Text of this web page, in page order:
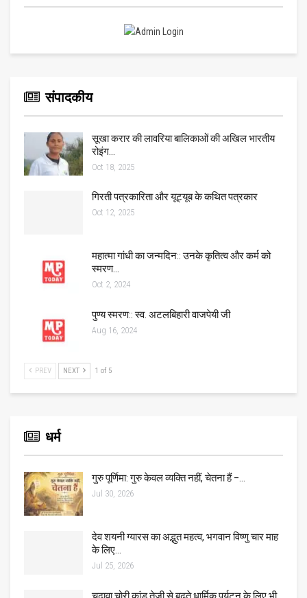
संपादकीय
सूखा करार की लावरिया बालिकाओं की अखिल भारतीय
रोइंग…
Oct 18, 2025
गिरती पत्रकारिता और यूट्यूब के कथित पत्रकार
Oct 12, 2025
महात्मा गांधी का जन्मदिन:: उनके कृतित्व और कर्म को
स्मरण…
Oct 2, 2024
पुण्य स्मरण:: स्व. अटलबिहारी वाजपेयी जी
Aug 16, 2024
PREV NEXT 1 of 5
धर्म
गुरु पूर्णिमा: गुरु केवल व्यक्ति नहीं, चेतना हैं –…
Jul 30, 2026
देव शयनी ग्यारस का अद्भुत महत्व, भगवान विष्णु चार माह
के लिए…
Jul 25, 2026